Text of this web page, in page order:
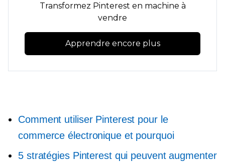
Transformez Pinterest en machine à
vendre
Apprendre encore plus
Comment utiliser Pinterest pour le
commerce électronique et pourquoi
5 stratégies Pinterest qui peuvent augmenter